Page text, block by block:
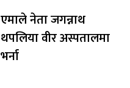
एमाले नेता जगन्नाथ
थपलिया वीर अस्पतालमा
भर्ना